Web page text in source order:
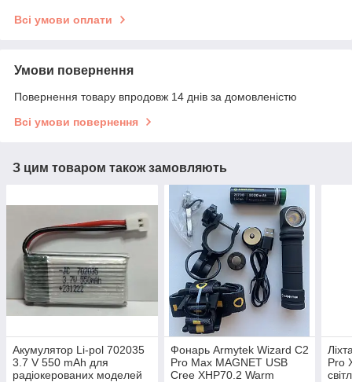
Всі умови оплати
Умови повернення
Повернення товару впродовж 14 днів за домовленістю
Всі умови повернення
З цим товаром також замовляють
Акумулятор Li-pol 702035
3.7 V 550 mAh для
радіокерованих моделей
Фонарь Armytek Wizard C2
Pro Max MAGNET USB
Cree XHP70.2 Warm
Pro